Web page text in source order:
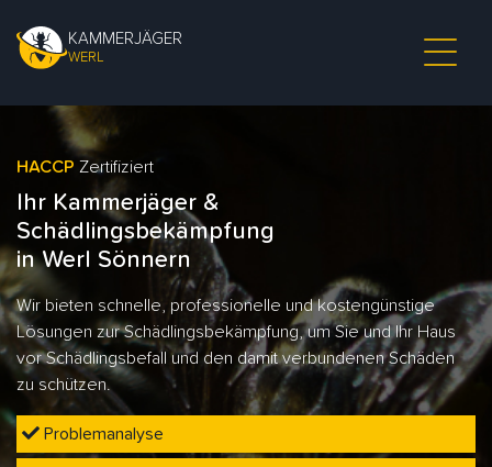
KAMMERJÄGER
WERL
HACCP Zertifiziert
Ihr Kammerjäger &
Schädlingsbekämpfung
in Werl Sönnern
Wir bieten schnelle, professionelle und kostengünstige
Lösungen zur Schädlingsbekämpfung, um Sie und Ihr Haus
vor Schädlingsbefall und den damit verbundenen Schäden
zu schützen.
Problemanalyse